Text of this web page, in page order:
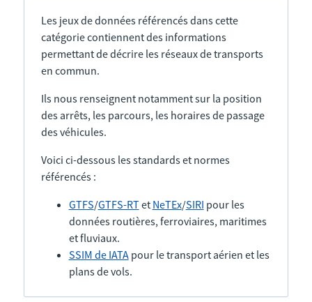
Les jeux de données référencés dans cette
catégorie contiennent des informations
permettant de décrire les réseaux de transports
en commun.
Ils nous renseignent notamment sur la position
des arrêts, les parcours, les horaires de passage
des véhicules.
Voici ci-dessous les standards et normes
référencés :
GTFS/GTFS-RTet NeTEx/SIRI pour les
données routières, ferroviaires, maritimes
et fluviaux.
SSIM de IATApour le transport aérien et les
plans de vols.